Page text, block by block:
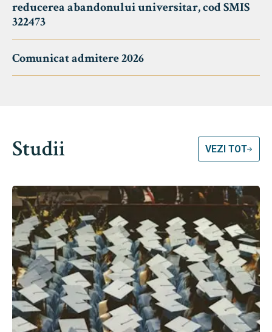
reducerea abandonului universitar, cod SMIS
322473
Comunicat admitere 2026
Studii VEZI TOT